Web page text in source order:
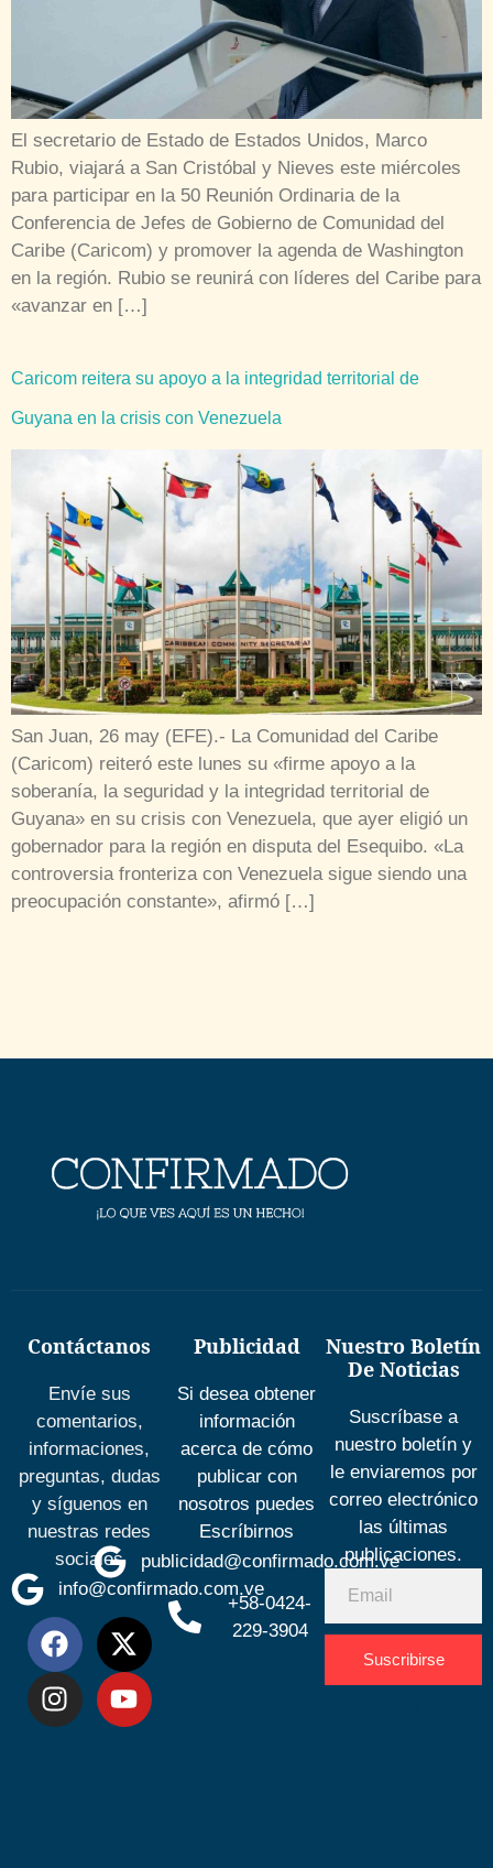
El secretario de Estado de Estados Unidos, Marco
Rubio, viajará a San Cristóbal y Nieves este miércoles
para participar en la 50 Reunión Ordinaria de la
Conferencia de Jefes de Gobierno de Comunidad del
Caribe (Caricom) y promover la agenda de Washington
en la región. Rubio se reunirá con líderes del Caribe para
«avanzar en […]
Caricom reitera su apoyo a la integridad territorial de
Guyana en la crisis con Venezuela
San Juan, 26 may (EFE).- La Comunidad del Caribe
(Caricom) reiteró este lunes su «firme apoyo a la
soberanía, la seguridad y la integridad territorial de
Guyana» en su crisis con Venezuela, que ayer eligió un
gobernador para la región en disputa del Esequibo. «La
controversia fronteriza con Venezuela sigue siendo una
preocupación constante», afirmó […]
Contáctanos
Envíe sus
comentarios,
informaciones,
preguntas, dudas
y síguenos en
nuestras redes
sociales
info@confirmado.com.ve
Publicidad
Si desea obtener
información
acerca de cómo
publicar con
nosotros puedes
Escríbirnos
publicidad@confirmado.com.ve
+58-0424-
229-3904
Nuestro Boletín
De Noticias
Suscríbase a
nuestro boletín y
le enviaremos por
correo electrónico
las últimas
publicaciones.
Suscribirse